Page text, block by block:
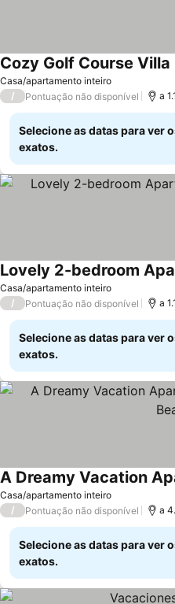
Casa/apartamento inteiro
Cozy Golf Course Villa
/ Pontuação não disponível a
Selecione as datas para ver
exatos.
Casa/apartamento inteiro
Ver preços
/ Pontuação não disponível a
Selecione as datas para ver
exatos.
Casa/apartamento inteiro
Ver preços
/ Pontuação não disponível a
Selecione as datas para ver
exatos.